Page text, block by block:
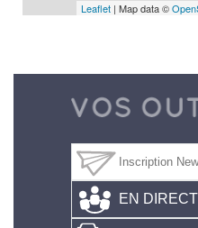
Leaflet | Map data ©
EN